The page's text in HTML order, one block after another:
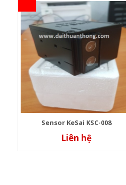
Sensor KeSai KSC-008
Liên hệ